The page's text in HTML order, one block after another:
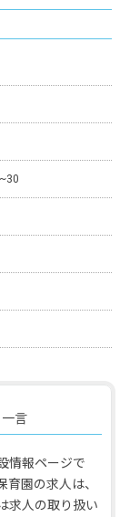
言
情報ページで
園の求人は、
求人の取り扱い